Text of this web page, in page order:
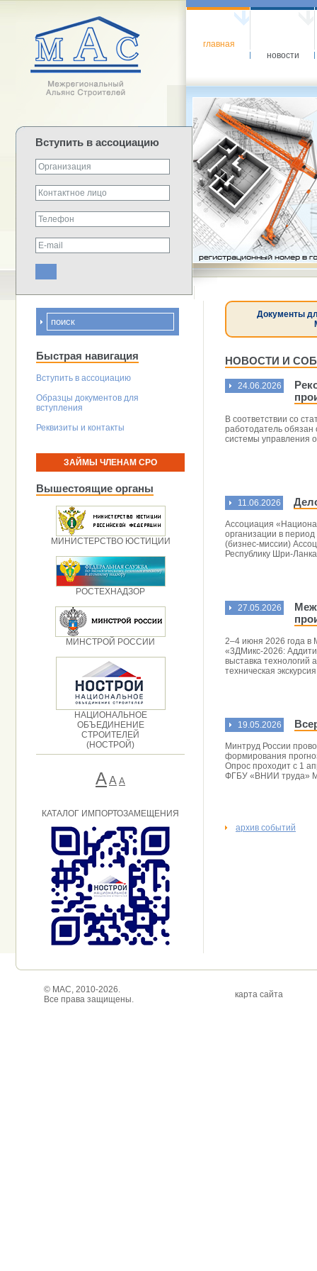
главная
новости
Вступить в ассоциацию
Быстрая навигация
Вступить в ассоциацию
Образцы документов для
вступления
Реквизиты и контакты
ЗАЙМЫ ЧЛЕНАМ СРО
Вышестоящие органы
МИНИСТЕРСТВО ЮСТИЦИИ
РОСТЕХНАДЗОР
МИНСТРОЙ РОССИИ
НАЦИОНАЛЬНОЕ
ОБЪЕДИНЕНИЕ
СТРОИТЕЛЕЙ
(НОСТРОЙ)
АA А
КАТАЛОГ ИМПОРТОЗАМЕЩЕНИЯ
Документы
НОВОСТИ И
24.06.2026
В соответствии со
работодатель обязан
системы управления
11.06.2026
Ассоциация
организации в
(бизнес-миссии)
Республику Шри-
27.05.2026
2–4 июня 2026 года в
«3ДМикс-2026:
выставка технологий
техническая
19.05.2026
Минтруд России
формирования
Опрос проходит с 1
ФГБУ «ВНИИ труда»
архив событий
© МАС, 2010-2026.
Все права защищены.
карта сайта